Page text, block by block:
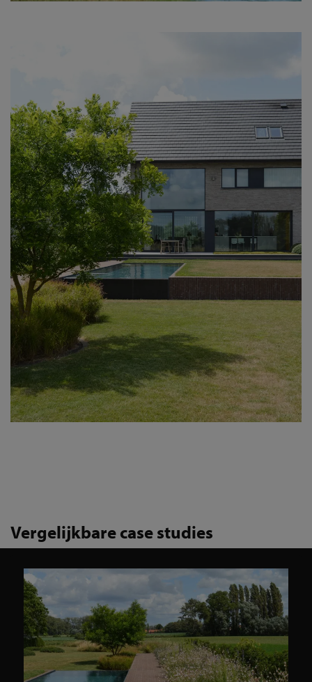
Vergelijkbare case studies